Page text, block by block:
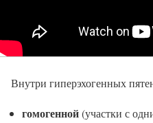
Внутри гиперэхогенных
гомогенной(участки с